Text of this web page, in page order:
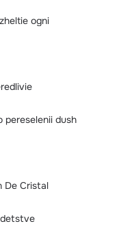
ogni
pereselenii dush
De Cristal